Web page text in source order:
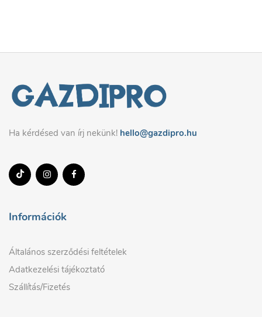
Ha kérdésed van írj nekünk! hello@gazdipro.hu
Információk
Általános szerződési feltételek
Adatkezelési tájékoztató
Szállítás/Fizetés